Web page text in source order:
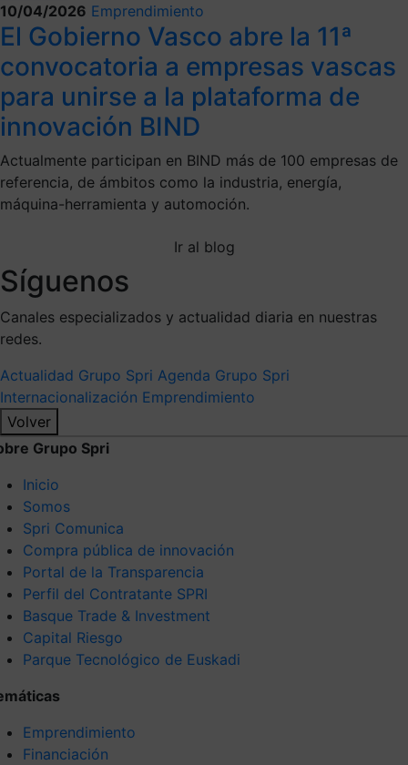
10/04/2026 Emprendimiento
El Gobierno Vasco abre la 11ª
convocatoria a empresas vascas
para unirse a la plataforma de
innovación BIND
Actualmente participan en BIND más de 100 empresas de
referencia, de ámbitos como la industria, energía,
máquina-herramienta y automoción.
Ir al blog
Síguenos
Canales especializados y actualidad diaria en nuestras
redes.
Actualidad Grupo Spri Agenda Grupo Spri
Internacionalización Emprendimiento
Volver
Grupo Spri
Inicio
Somos
Spri Comunica
Compra pública de innovación
Portal de la Transparencia
Perfil del Contratante SPRI
Basque Trade & Investment
Capital Riesgo
Parque Tecnológico de Euskadi
Emprendimiento
Financiación